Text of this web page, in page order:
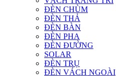
ĐÈN CHÙM
ĐÈN THẢ
ĐÈN BÀN
ĐÈN PHA
ĐÈN ĐƯỜNG
SOLAR
ĐÈN TRỤ
ĐÈN VÁCH NGOÀI